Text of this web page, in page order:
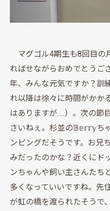
マグゴル4期生も8回目の
ればせながらおめでとうご
年、みんな元気ですか？訓
れ以降は徐々に時間がかか
はありますが.....）。次の節
さいねぇ。杉並の𝔹𝕖𝕣𝕣𝕪ち
ンピングだそうです。お兄
みだったのかな？近くにド
ンちゃんや飼い主さんたち
多くなっていいですね。先
が虹の橋を渡られたそうで